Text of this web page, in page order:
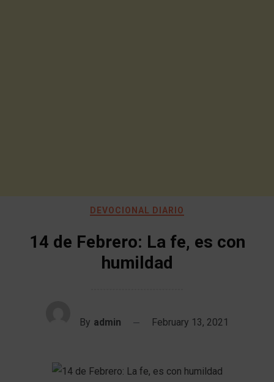
DEVOCIONAL DIARIO
14 de Febrero: La fe, es con
humildad
By admin February 13, 2021